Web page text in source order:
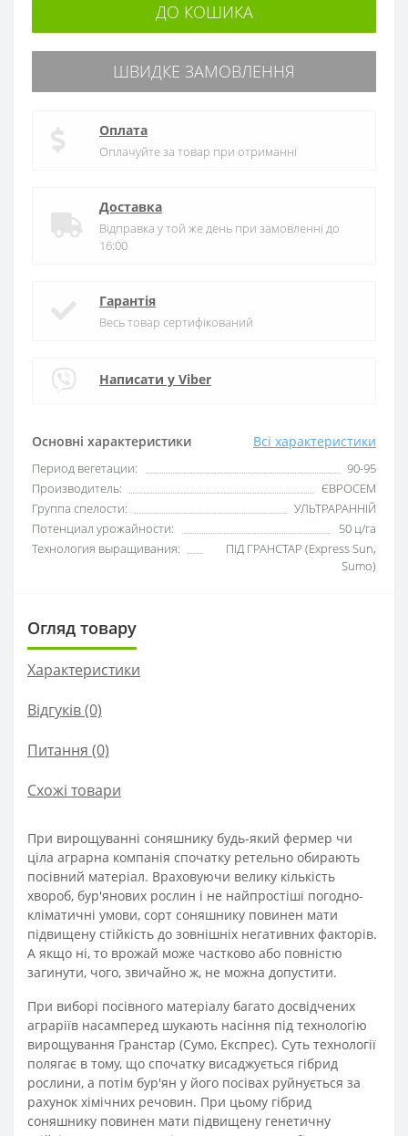
Основні характеристики Всі характеристики
Период вегетации:
90-95
Производитель:
ЄВРОСЕМ
Группа спелости:
УЛЬТРАРАННІЙ
Потенциал урожайности:
50 ц/га
Технология выращивания:
ПІД ГРАНСТАР (Express Sun,
Sumo)
ДО КОШИКА
ШВИДКЕ ЗАМОВЛЕННЯ
Оплата
Оплачуйте за товар при отриманні
Доставка
Відправка у той же день при замовленні до
16:00
Гарантія
Весь товар сертифікований
Написати у Viber
Огляд товару
Характеристики
Відгуків (0)
Питання (0)
Схожі товари
При вирощуванні соняшнику будь-який фермер чи
ціла аграрна компанія спочатку ретельно обирають
посівний матеріал. Враховуючи велику кількість
хвороб, бур'янових рослин і не найпростіші погодно-
кліматичні умови, сорт соняшнику повинен мати
підвищену стійкість до зовнішніх негативних факторів.
А якщо ні, то врожай може частково або повністю
загинути, чого, звичайно ж, не можна допустити.
При виборі посівного матеріалу багато досвідчених
аграріїв насамперед шукають насіння під технологію
вирощування Гранстар (Сумо, Експрес). Суть технології
полягає в тому, що спочатку висаджується гібрид
рослини, а потім бур'ян у його посівах руйнується за
рахунок хімічних речовин. При цьому гібрид
соняшнику повинен мати підвищену генетичну